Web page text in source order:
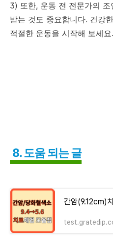
3) 또한, 운동 전 전문가의
받는 것도 중요합니다. 건강
적절한 운동을 시작해 보세요.
8. 도움 되는 글